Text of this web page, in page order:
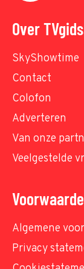
Over
SkyShowtime
Contact
Colofon
Adverteren
Van onze
Veelgestelde
Algemene
Privacy